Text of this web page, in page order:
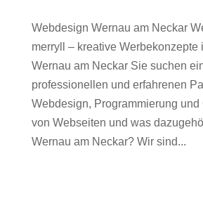
Webdesign Wernau am Neckar
merryll – kreative Werbekonzepte
Wernau am Neckar Sie suchen
professionellen und erfahrenen
Webdesign, Programmierung und
von Webseiten und was
Wernau am Neckar? Wir sind...